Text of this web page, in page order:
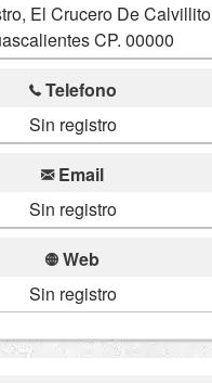
El Crucero De Calvillito
CP. 00000
Telefono
Sin registro
Email
Sin registro
Web
Sin registro